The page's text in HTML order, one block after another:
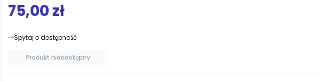
75,00 zł
Spytaj o dostępność
Produkt niedostępny